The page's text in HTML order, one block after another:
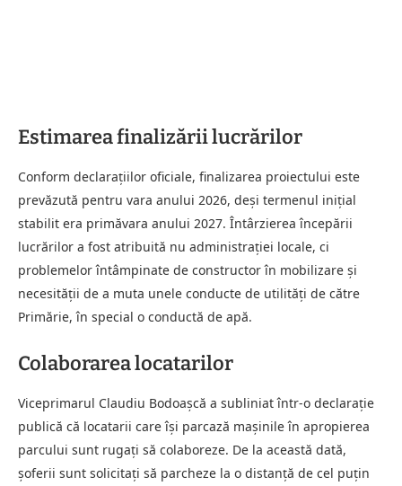
Estimarea finalizării lucrărilor
Conform declarațiilor oficiale, finalizarea proiectului este
prevăzută pentru vara anului 2026, deși termenul inițial
stabilit era primăvara anului 2027. Întârzierea începării
lucrărilor a fost atribuită nu administrației locale, ci
problemelor întâmpinate de constructor în mobilizare și
necesității de a muta unele conducte de utilități de către
Primărie, în special o conductă de apă.
Colaborarea locatarilor
Viceprimarul Claudiu Bodoașcă a subliniat într-o declarație
publică că locatarii care își parcază mașinile în apropierea
parcului sunt rugați să colaboreze. De la această dată,
șoferii sunt solicitați să parcheze la o distanță de cel puțin